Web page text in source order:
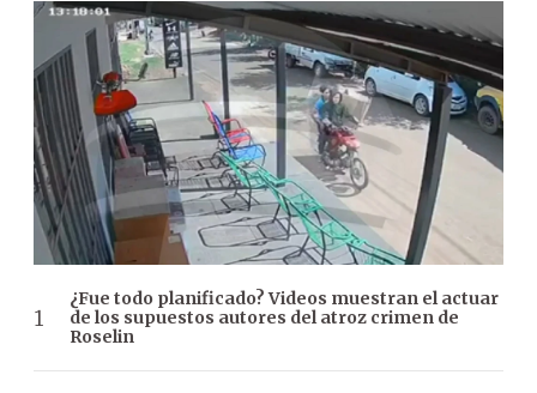
¿Fue todo planificado? Videos muestran el actuar
de los supuestos autores del atroz crimen de
Roselin